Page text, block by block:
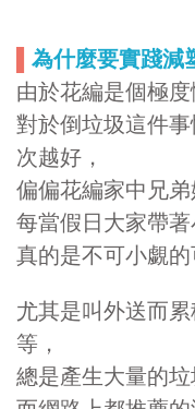
▌ 為什麼要實踐減
由於花編是個極
對於倒垃圾這件
次越好，
偏偏花編家中兄弟
每當假日大家帶
真的是不可小覷的
尤其是叫外送而
等，
總是產生大量的垃